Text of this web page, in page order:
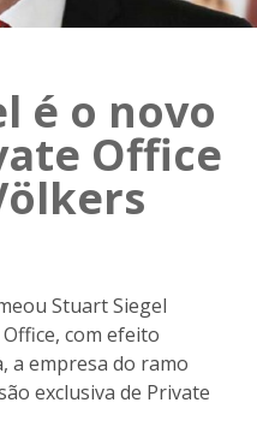
é o novo
Office
Stuart Siegel
com efeito
a empresa do ramo
exclusiva de Private